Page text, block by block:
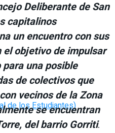
de los Estudiantes)
Deliberante de San
capitalinos
un encuentro con sus
el objetivo de impulsar
una posible
de colectivos que
vecinos de la Zona
se encuentran
del barrio Gorriti.